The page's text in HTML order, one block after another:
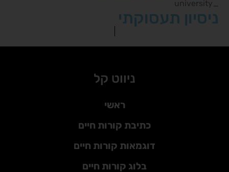
ניסיון תעסוקתי
ניווט קל
ראשי
כתיבת קורות חיים
דוגמאות קורות חיים
בלוג קורות חיים